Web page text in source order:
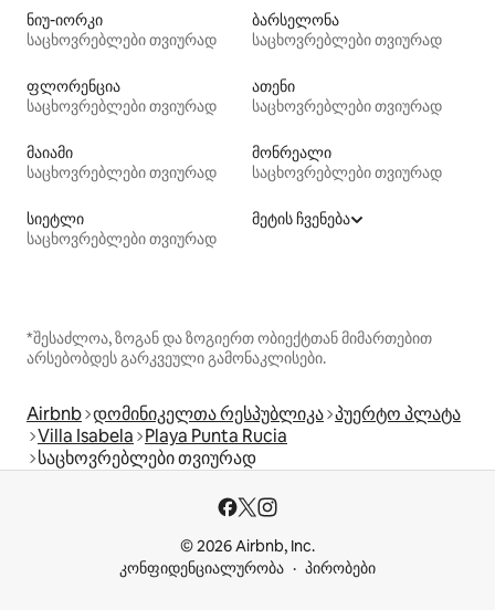
ნიუ-იორკი
საცხოვრებლები თვიურად
ბარსელონა
საცხოვრებლები თვიურად
ფლორენცია
საცხოვრებლები თვიურად
ათენი
საცხოვრებლები თვიურად
მაიამი
საცხოვრებლები თვიურად
მონრეალი
საცხოვრებლები თვიურად
სიეტლი
საცხოვრებლები თვიურად
მეტის ჩვენება
*შესაძლოა, ზოგან და ზოგიერთ ობიექტთან მიმართებით
არსებობდეს გარკვეული გამონაკლისები.
Airbnb დომინიკელთა რესპუბლიკა პუერტო პლატა
Villa Isabela Playa Punta Rucia
საცხოვრებლები თვიურად
© 2026 Airbnb, Inc.
კონფიდენციალურობა
პირობები